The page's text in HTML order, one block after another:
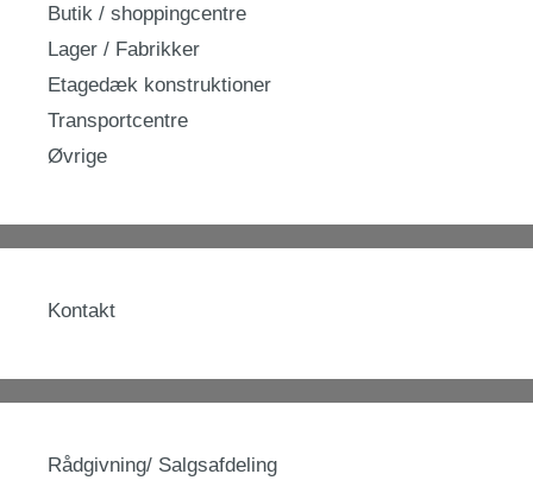
Butik / shoppingcentre
Lager / Fabrikker
Etagedæk konstruktioner
Transportcentre
Øvrige
Kontakt
Rådgivning/ Salgsafdeling